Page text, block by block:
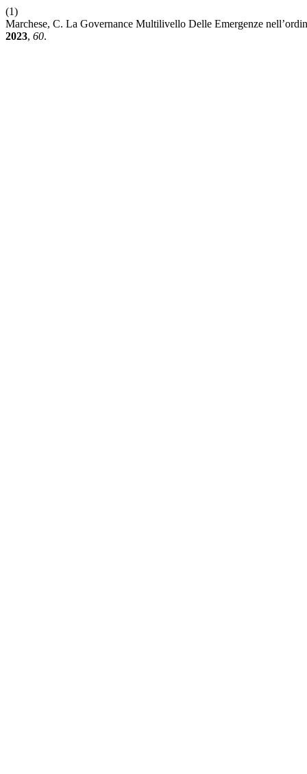
(1)
Marchese, C. La Governance Multilivello Delle Emergenze
2023, 60.